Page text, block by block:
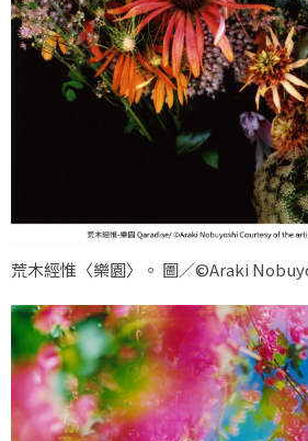
荒木經惟〈樂園〉。 圖／©Araki